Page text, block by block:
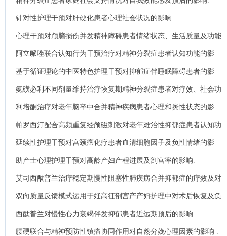
针对性护理干预对肝硬化患者心理社会状况的影响.
心理干预对颅脑损伤并发精神障碍患者情绪状态、生活质量及功能
康复的影响.
阿立哌唑联合认知行为干预治疗对精神分裂症患者认知功能的影
响.
基于循证理论的中医特色护理干预对抑郁症伴睡眠障碍患者的影
响.
氨磺必利不同剂量维持治疗恢复期精神分裂症患者对疗效、社会功
能和生活质量的影响 .
利培酮治疗对老年脑卒中合并精神疾病患者心理和炎性状态的影
响.
帕罗西汀配合高频重复经颅磁刺激对老年难治性抑郁症患者认知功
能及MBP和NSE的影响.
延续性护理干预对宫颈癌化疗患者血清细胞因子及负性情绪的影
响.
助产士心理护理干预对高龄产妇产程进展及剖宫率的影响.
艾司西酞普兰治疗稳定期慢性阻塞性肺疾病合并抑郁症的疗效及对
心肺运动功能的影响.
双向质量反馈模式运用于妊高征剖宫产产妇护理中对术后恢复及负
性情绪的影响分析.
西酞普兰对慢性心力衰竭伴发抑郁患者近远期预后的影响.
腰硬联合与精神预防性镇痛协同作用对自然分娩心理因素的影响 .